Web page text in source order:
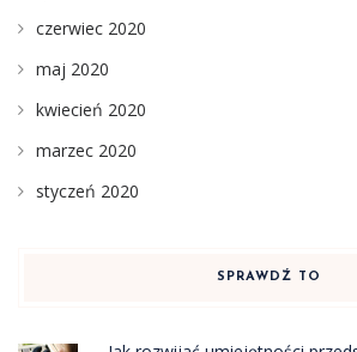
czerwiec 2020
maj 2020
kwiecień 2020
marzec 2020
styczeń 2020
SPRAWDŹ TO